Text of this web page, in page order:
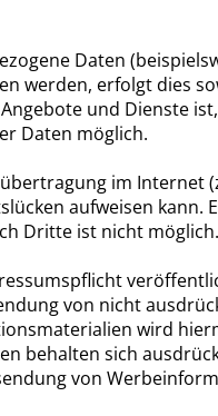
Daten
werden, erfolgt dies
und Dienste
Daten möglich.
im Internet
aufweisen kann.
Dritte ist nicht möglich.
von nicht
wird
behalten sich
von